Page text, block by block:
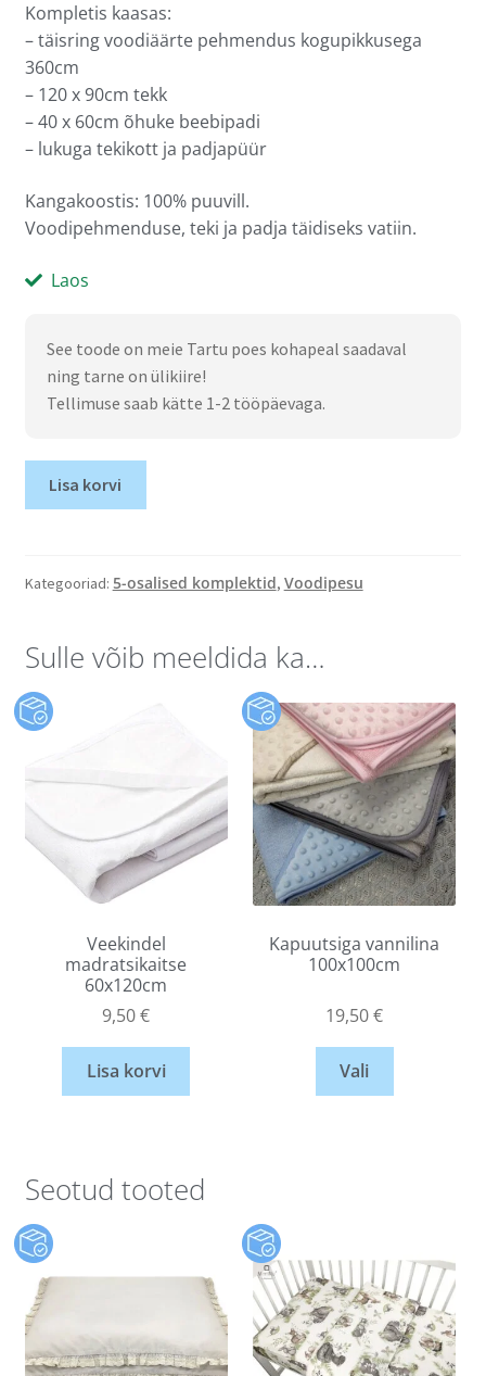
Kompletis kaasas:
– täisring voodiäärte pehmendus kogupikkusega
360cm
– 120 x 90cm tekk
– 40 x 60cm õhuke beebipadi
– lukuga tekikott ja padjapüür
Kangakoostis: 100% puuvill.
Voodipehmenduse, teki ja padja täidiseks vatiin.
Laos
See toode on meie Tartu poes kohapeal saadaval
ning tarne on ülikiire!
Tellimuse saab kätte 1-2 tööpäevaga.
Lisa korvi
Kategooriad: 5-osalised komplektid, Voodipesu
Sulle võib meeldida ka…
Veekindel
madratsikaitse
60x120cm
9,50€
Lisa korvi
Kapuutsiga vannilina
100x100cm
19,50€
Vali
Seotud tooted